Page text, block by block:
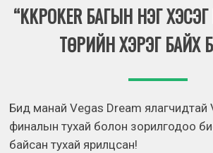
“KKPOKER БАГЫН НЭГ
ТӨРИЙН ХЭРЭГ БАЙХ
Бид манай Vegas Dream ялагчидтай
финалын тухай болон зорилгодоо
байсан тухай ярилцсан!